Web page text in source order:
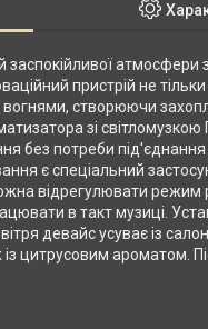
заспокійливої
пристрій не
створюючи
зі
без потреби
є спеціальний
відрегулювати
в такт музиці.
девайс усуває із
цитрусовим ароматом.